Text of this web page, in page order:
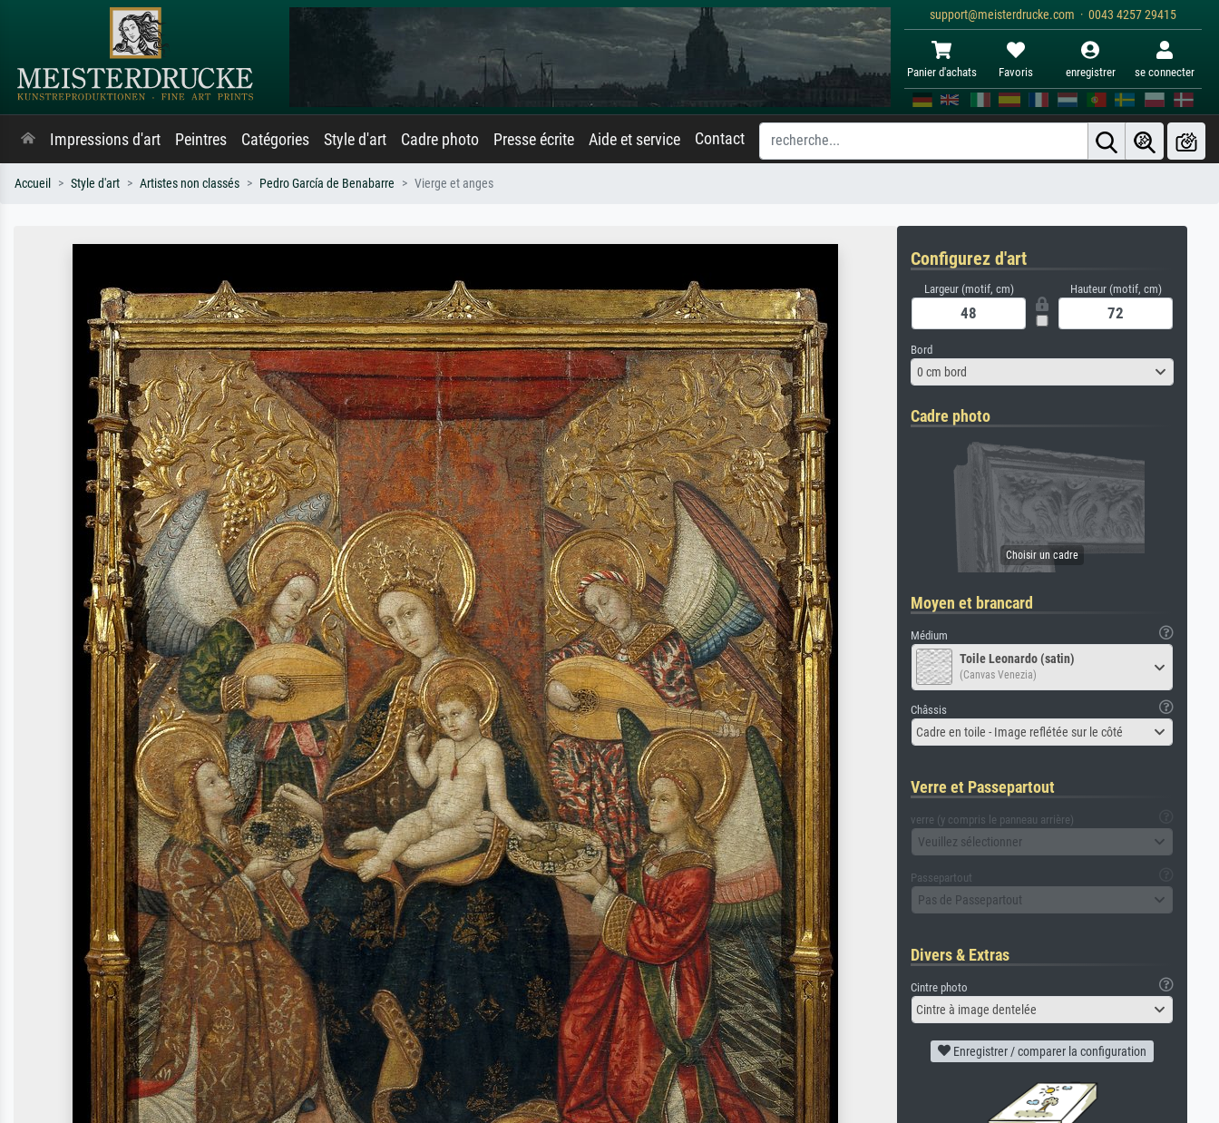
support@meisterdrucke.com · 0043 4257 29415
Panier d'achats Favoris enregistrer se connecter
Impressions d'art Peintres Catégories Style d'art Cadre photo Presse écrite Aide et service Contact
Accueil Style d'art Artistes non classés Pedro García de Benabarre Vierge et anges
Configurez d'art
Largeur (motif, cm) Hauteur (motif, cm)
Bord
0 cm bord
Cadre photo
Moyen et brancard
Médium
Toile Leonardo (satin)
(Canvas Venezia)
Châssis
Cadre en toile - Image reflétée sur le côté
Verre et Passepartout
verre (y compris le panneau arrière)
Veuillez sélectionner
Passepartout
Pas de Passepartout
Divers & Extras
Cintre photo
Cintre à image dentelée
Enregistrer / comparer la configuration